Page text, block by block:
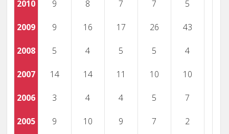
2010 9 8 7 7 5
2009 9 16 17 26 43
2008 5 4 5 5 4
2007 14 14 11 10 10
2006 3 4 4 5 7
2005 9 10 9 7 2